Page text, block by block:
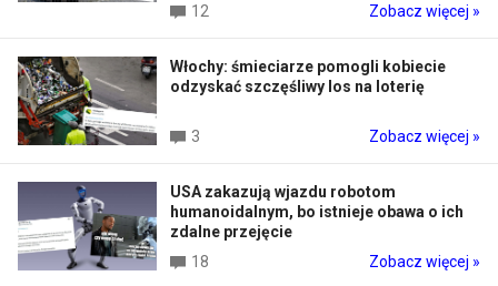
12
Zobacz więcej »
Włochy: śmieciarze pomogli kobiecie
odzyskać szczęśliwy los na loterię
3 Zobacz więcej »
USA zakazują wjazdu robotom
humanoidalnym, bo istnieje obawa o ich
zdalne przejęcie
18
Zobacz więcej »